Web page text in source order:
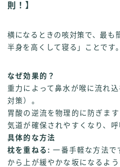
則！】
横になるときの咳対策で、最も
半身を高くして寝る」ことです。
なぜ効果的？
重力によって鼻水が喉に流れ
対策）。
胃酸の逆流を物理的に防ぎま
気道が確保されやすくなり、呼
具体的な方法
枕を重ねる: 一番手軽な方法で
から上が緩やかな坂になるよう